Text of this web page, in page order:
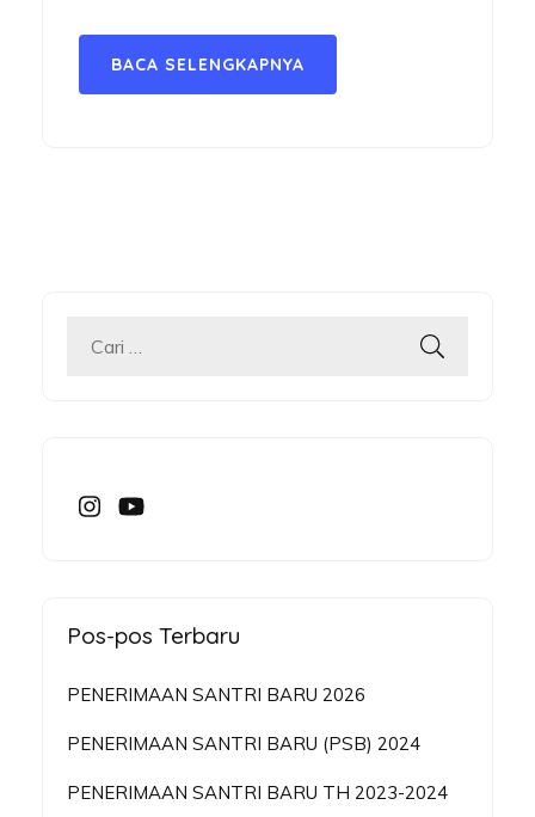
BACA SELENGKAPNYA
Cari
Pos-pos Terbaru
PENERIMAAN SANTRI BARU 2026
PENERIMAAN SANTRI BARU (PSB) 2024
PENERIMAAN SANTRI BARU TH 2023-2024